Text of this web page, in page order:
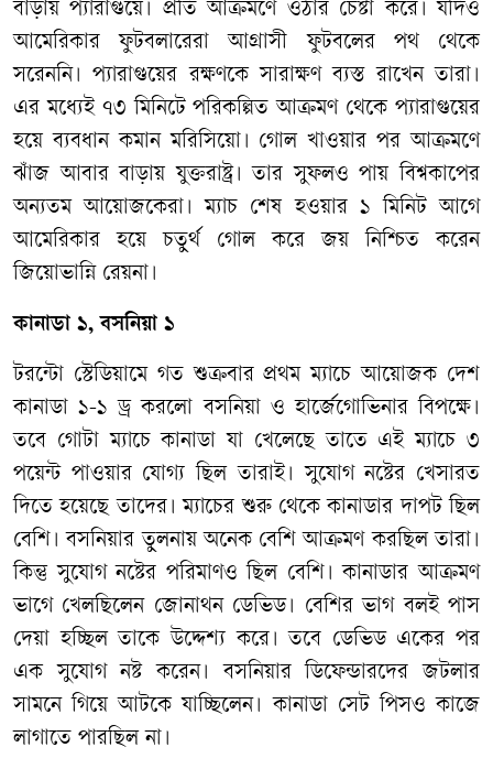
বাড়ায় প্যারাগুয়ে। প্রতি আক্রমণে ওঠার চেষ্টা করে। যদিও
আমেরিকার ফুটবলারেরা আগ্রাসী ফুটবলের পথ থেকে
সরেননি। প্যারাগুয়ের রক্ষণকে সারাক্ষণ ব্যস্ত রাখেন তারা।
এর মধ্যেই ৭৩ মিনিটে পরিকল্পিত আক্রমণ থেকে প্যারাগুয়ের
হয়ে ব্যবধান কমান মরিসিয়ো। গোল খাওয়ার পর আক্রমণে
ঝাঁজ আবার বাড়ায় যুক্তরাষ্ট্র। তার সুফলও পায় বিশ্বকাপের
অন্যতম আয়োজকেরা। ম্যাচ শেষ হওয়ার ১ মিনিট আগে
আমেরিকার হয়ে চতুর্থ গোল করে জয় নিশ্চিত করেন
জিয়োভান্নি রেয়না।
কানাডা ১, বসনিয়া ১
টরন্টো স্টেডিয়ামে গত শুক্রবার প্রথম ম্যাচে আয়োজক দেশ
কানাডা ১-১ ড্র করলো বসনিয়া ও হার্জেগোভিনার বিপক্ষে।
তবে গোটা ম্যাচে কানাডা যা খেলেছে তাতে এই ম্যাচে ৩
পয়েন্ট পাওয়ার যোগ্য ছিল তারাই। সুযোগ নষ্টের খেসারত
দিতে হয়েছে তাদের। ম্যাচের শুরু থেকে কানাডার দাপট ছিল
বেশি। বসনিয়ার তুলনায় অনেক বেশি আক্রমণ করছিল তারা।
কিন্তু সুযোগ নষ্টের পরিমাণও ছিল বেশি। কানাডার আক্রমণ
ভাগে খেলছিলেন জোনাথন ডেভিড। বেশির ভাগ বলই পাস
দেয়া হচ্ছিল তাকে উদ্দেশ্য করে। তবে ডেভিড একের পর
এক সুযোগ নষ্ট করেন। বসনিয়ার ডিফেন্ডারদের জটলার
সামনে গিয়ে আটকে যাচ্ছিলেন। কানাডা সেট পিসও কাজে
লাগাতে পারছিল না।